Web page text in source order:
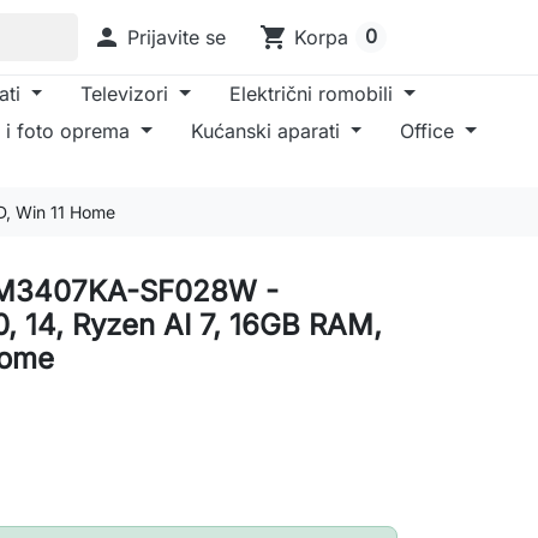
 Prijavite se shopping_cart Korpa 0
Televizori
Električni romobili
i foto oprema Kućanski aparati
Office
Win 11 Home
SF028W -
14, Ryzen AI 7, 16GB RAM,